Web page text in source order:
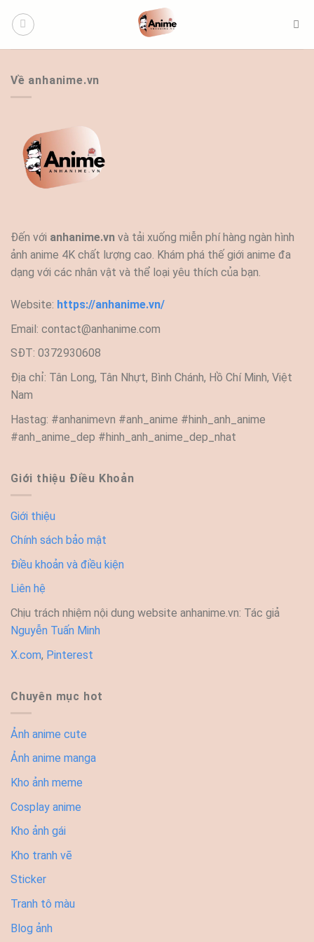
qua
Về anhanime.vn
Đến với anhanime.vn và tải xuống miễn phí hàng ngàn hình
ảnh anime 4K chất lượng cao. Khám phá thế giới anime đa
dạng với các nhân vật và thể loại yêu thích của bạn.
Website: https://anhanime.vn/
Email: contact@anhanime.com
SĐT: 0372930608
Địa chỉ: Tân Long, Tân Nhựt, Bình Chánh, Hồ Chí Minh, Việt
Nam
Hastag: #anhanimevn #anh_anime #hinh_anh_anime
#anh_anime_dep #hinh_anh_anime_dep_nhat
Giới thiệu Điều Khoản
Giới thiệu
Chính sách bảo mật
Điều khoản và điều kiện
Liên hệ
Chịu trách nhiệm nội dung website anhanime.vn: Tác giả
Nguyễn Tuấn Minh
X.com, Pinterest
Chuyên mục hot
Ảnh anime cute
Ảnh anime manga
Kho ảnh meme
Cosplay anime
Kho ảnh gái
Kho tranh vẽ
Sticker
Tranh tô màu
Blog ảnh